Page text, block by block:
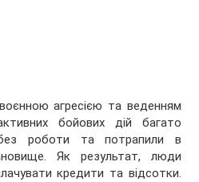
агресією та веденням
бойових дій багато
без роботи та потрапили в
Як результат, люди
кредити та відсотки.